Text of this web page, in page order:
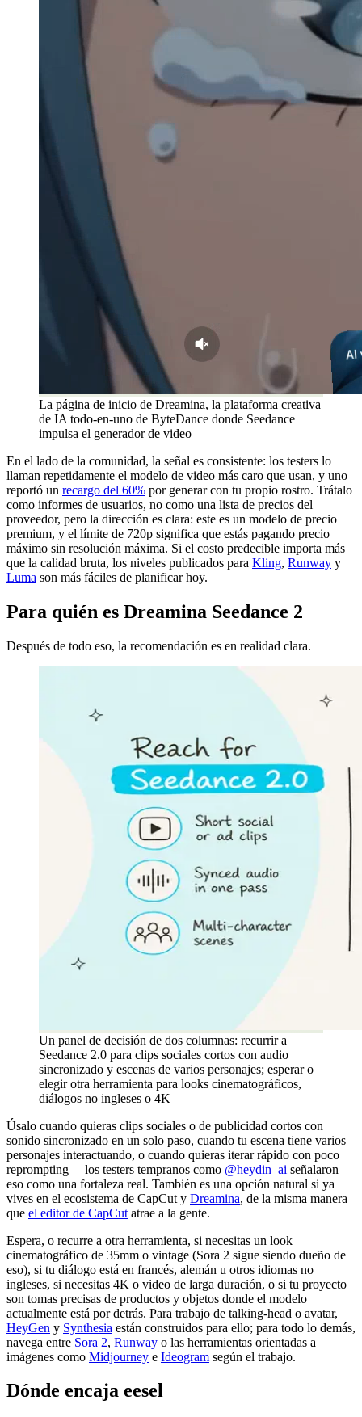
La página de inicio de Dreamina, la plataforma creativa
de IA todo-en-uno de ByteDance donde Seedance
impulsa el generador de video
En el lado de la comunidad, la señal es consistente: los testers lo
llaman repetidamente el modelo de video más caro que usan, y uno
reportó un recargo del 60% por generar con tu propio rostro. Trátalo
como informes de usuarios, no como una lista de precios del
proveedor, pero la dirección es clara: este es un modelo de precio
premium, y el límite de 720p significa que estás pagando precio
máximo sin resolución máxima. Si el costo predecible importa más
que la calidad bruta, los niveles publicados para Kling, Runway y
Luma son más fáciles de planificar hoy.
Para quién es Dreamina Seedance 2
Después de todo eso, la recomendación es en realidad clara.
Un panel de decisión de dos columnas: recurrir a
Seedance 2.0 para clips sociales cortos con audio
sincronizado y escenas de varios personajes; esperar o
elegir otra herramienta para looks cinematográficos,
diálogos no ingleses o 4K
Úsalo cuando quieras clips sociales o de publicidad cortos con
sonido sincronizado en un solo paso, cuando tu escena tiene varios
personajes interactuando, o cuando quieras iterar rápido con poco
reprompting —los testers tempranos como @heydin_ai señalaron
eso como una fortaleza real. También es una opción natural si ya
vives en el ecosistema de CapCut y Dreamina, de la misma manera
que el editor de CapCut atrae a la gente.
Espera, o recurre a otra herramienta, si necesitas un look
cinematográfico de 35mm o vintage (Sora 2 sigue siendo dueño de
eso), si tu diálogo está en francés, alemán u otros idiomas no
ingleses, si necesitas 4K o video de larga duración, o si tu proyecto
son tomas precisas de productos y objetos donde el modelo
actualmente está por detrás. Para trabajo de talking-head o avatar,
HeyGen y Synthesia están construidos para ello; para todo lo demás,
navega entre Sora 2, Runway o las herramientas orientadas a
imágenes como Midjourney e Ideogram según el trabajo.
Dónde encaja eesel